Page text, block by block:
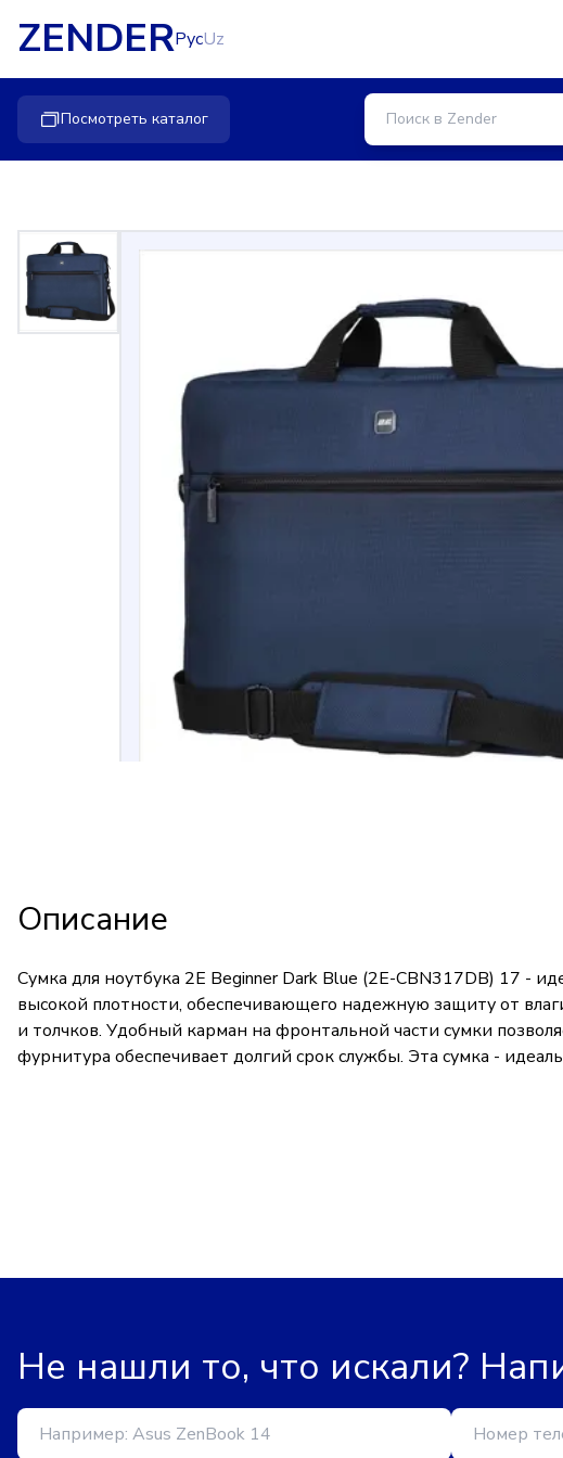
ZENDERРусUz
Посмотреть каталог
Описание
Сумка для ноутбука 2E Beginner Dark Blue (2E-CBN317DB) 17 -
высокой плотности, обеспечивающего надежную защиту от
и толчков. Удобный карман на фронтальной части сумки
фурнитура обеспечивает долгий срок службы. Эта сумка -
Не нашли то, что искали?